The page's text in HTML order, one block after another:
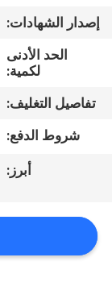
معلومات
جولة
الجودة
إصدار الشهادات:
الحد الأدنى
لكمية:
تفاصيل التغليف:
شروط الدفع:
أبرز: